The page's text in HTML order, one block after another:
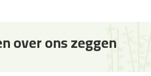
over ons zeggen